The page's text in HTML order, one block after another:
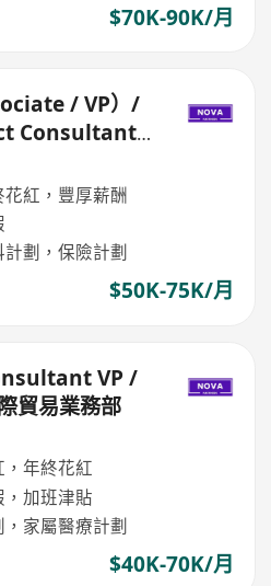
$70K-90K/月
/ VP）/
Consultant
紅，豐厚薪酬
劃，保險計劃
$50K-75K/月
VP /
貿易業務部
年終花紅
加班津貼
家屬醫療計劃
$40K-70K/月